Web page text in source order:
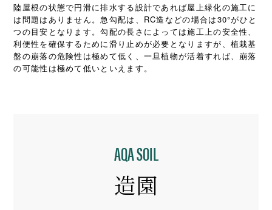
陸屋根の状態で円滑に排水する設計であれば屋上緑化の施工に
は問題はありません。急勾配は、RC造などの場合は30°がひと
つの目安となります。勾配の長さによっては施工上の安全性、
利便性を確保するために滑り止めが必要となりますが、植栽基
盤の崩落の危険性は極めて低く、一旦植物が活着すれば、崩落
の可能性は極めて低いといえます。
AQA SOIL
造園